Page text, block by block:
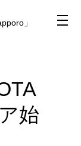
」
始